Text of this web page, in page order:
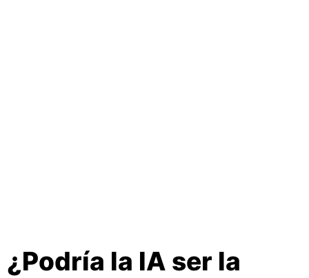
¿Podría la IA ser la